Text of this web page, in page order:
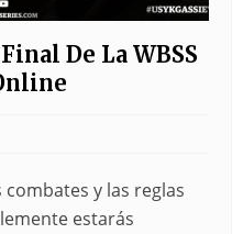
De La WBSS
y las reglas
estarás